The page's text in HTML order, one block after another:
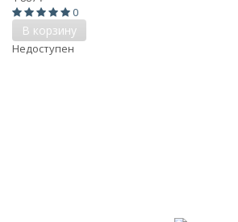
0
В корзину
Недоступен